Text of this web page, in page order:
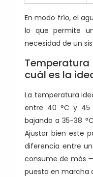
En modo frío, el
lo que permite
necesidad de un
cuál es la
La temperatura
entre 40 °C y 45
bajando a 35-38
Ajustar bien este
diferencia entre
consume de más
puesta en marcha